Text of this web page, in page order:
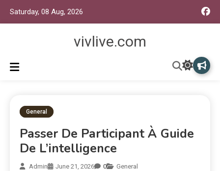
Saturday, 08 Aug, 2026
vivlive.com
General
Passer De Participant À Guide
De L’intelligence
Admin June 21, 2026 0 General